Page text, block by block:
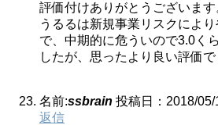
評価付けありがとうございます
うるるは新規事業リスクによ
で、中期的に危ういので3.0く
したが、思ったより良い評価で
名前:ssbrain 投稿日：2018/
返信